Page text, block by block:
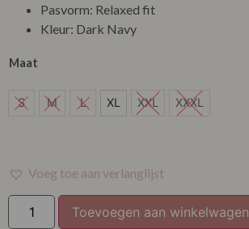
Pasvorm: Relaxed fit
Kleur: Dark Navy
Maat
XL
S M L XL XXL XXXL
Voeg toe aan verlanglijst
Toevoegen aan winkelwagen